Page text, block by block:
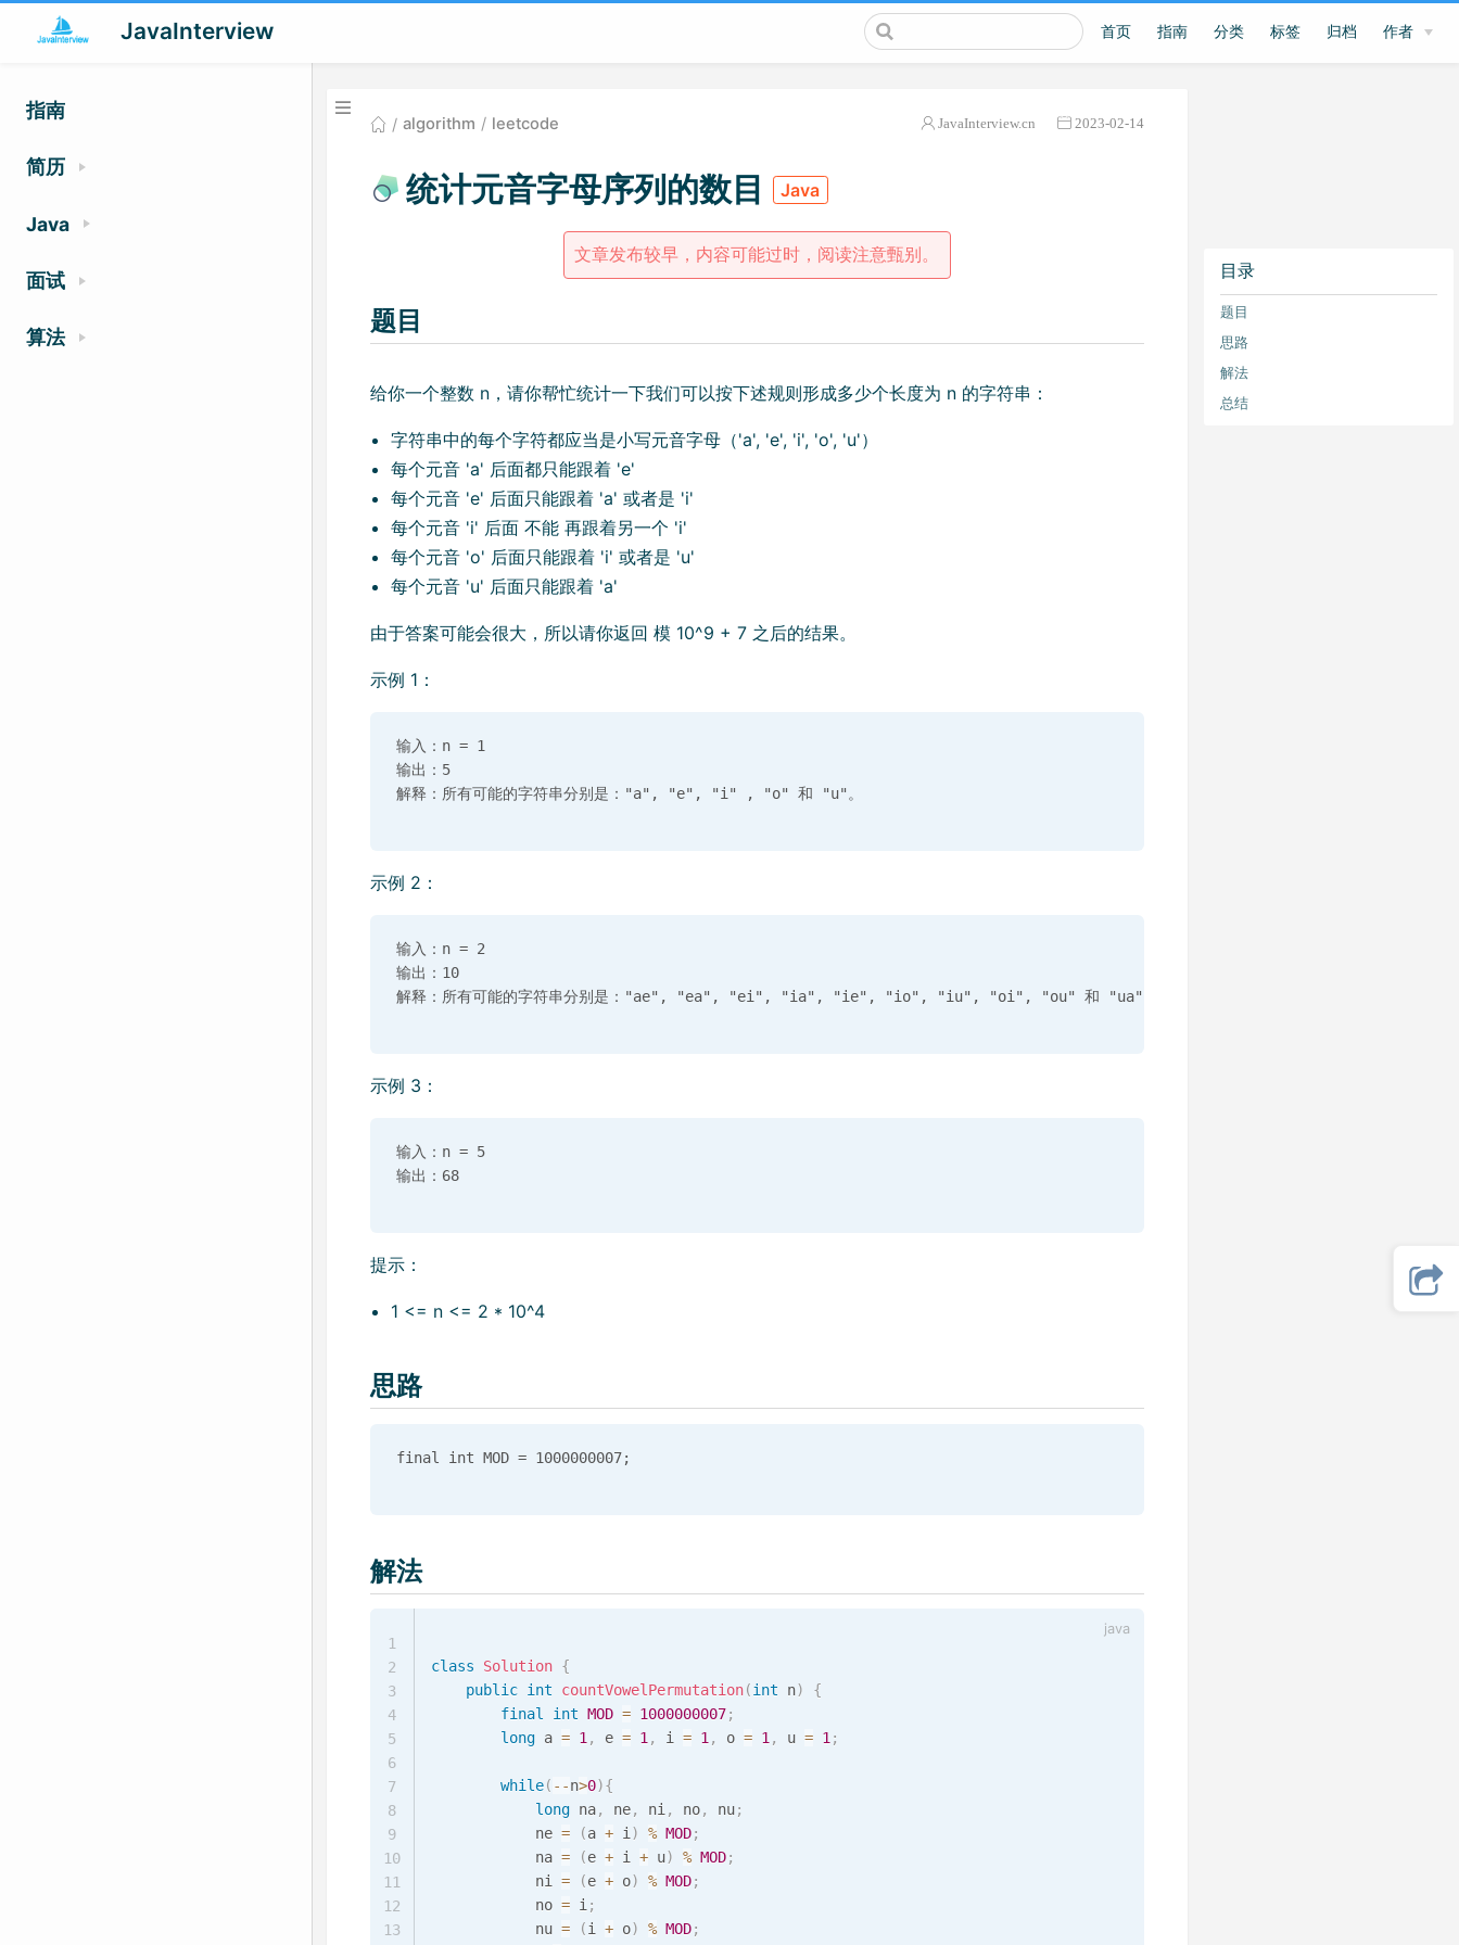
JavaInterview 首页 指南 分类 标签 归档 作者
指南
简历
Java
面试
算法
algorithm leetcode JavaInterview.cn 2023-02-14
目录
题目
思路
解法
总结
统计元音字母序列的数目 Java
文章发布较早，内容可能过时，阅读注意甄别。
题目
给你一个整数 n，请你帮忙统计一下我们可以按下述规则形成多少个长度为 n 的字符串：
字符串中的每个字符都应当是小写元音字母（'a', 'e', 'i', 'o', 'u'）
每个元音 'a' 后面都只能跟着 'e'
每个元音 'e' 后面只能跟着 'a' 或者是 'i'
每个元音 'i' 后面 不能 再跟着另一个 'i'
每个元音 'o' 后面只能跟着 'i' 或者是 'u'
每个元音 'u' 后面只能跟着 'a'
由于答案可能会很大，所以请你返回 模 10^9 + 7 之后的结果。
示例 1：
输入：n = 1
输出：5
示例 2：
输入：n = 2
输出：10
示例 3：
输入：n = 5
输出：68
提示：
1 <= n <= 2 * 10^4
思路
解法
class Solution {
public int countVowelPermutation(int n)
{
final
int MOD = 1000000007;
long a = 1, e = 1, i = 1, o = 1, u = 1;
while( --n>0){
long na, ne, ni, no, nu;
            ne
= (a + i) % MOD;
            na
= (e + i + u) % MOD;
            ni
= (e + o) % MOD;
            no
= i;
            nu
= (i + o) % MOD;
1
2
3
4
5
6
7
8
9
10
11
12
13